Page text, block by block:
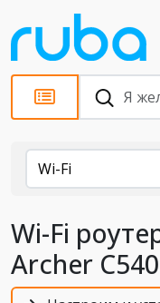
Каталог
Wi-Fi
Wi-Fi
Archer